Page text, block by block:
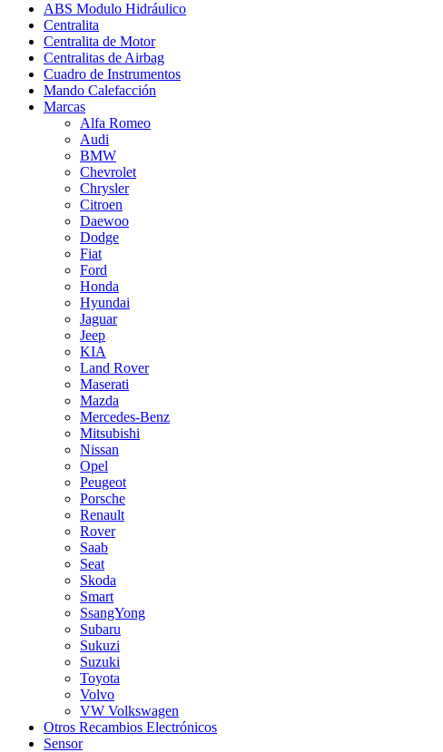
ABS Modulo Hidráulico
Centralita
Centralita de Motor
Centralitas de Airbag
Cuadro de Instrumentos
Mando Calefacción
Marcas
Alfa Romeo
Audi
BMW
Chevrolet
Chrysler
Citroen
Daewoo
Dodge
Fiat
Ford
Honda
Hyundai
Jaguar
Jeep
KIA
Land Rover
Maserati
Mazda
Mercedes-Benz
Mitsubishi
Nissan
Opel
Peugeot
Porsche
Renault
Rover
Saab
Seat
Skoda
Smart
SsangYong
Subaru
Sukuzi
Suzuki
Toyota
Volvo
VW Volkswagen
Otros Recambios Electrónicos
Sensor